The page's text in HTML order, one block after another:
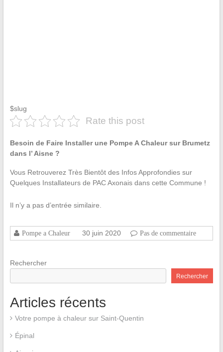
$slug
Rate this post
Besoin de Faire Installer une Pompe A Chaleur sur Brumetz
dans l’ Aisne ?
Vous Retrouverez Très Bientôt des Infos Approfondies sur
Quelques Installateurs de PAC Axonais dans cette Commune !
Il n’y a pas d’entrée similaire.
Pompe a Chaleur 30 juin 2020 Pas de commentaire
Rechercher
Rechercher
Articles récents
Votre pompe à chaleur sur Saint-Quentin
Épinal